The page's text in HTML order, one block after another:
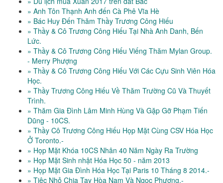
» Anh Tôn Thạnh Anh đến Cà Phê Vĩa Hè
» Bác Huy Đến Thăm Thầy Trương Công Hiếu
» Thầy & Cô Trương Công Hiếu Tại Nhà Anh Danh, Bến
Lức.
» Thầy & Cô Trương Công Hiếu Viếng Thăm Mylan Group.
- Merry Phượng
» Thầy & Cô Trương Công Hiếu Với Các Cựu Sinh Viên Hóa
Học.
» Thầy Trương Công Hiếu Về Thăm Trường Cũ Và Thuyết
Trình.
» Thăm Gia Đình Lâm Minh Hùng Và Gặp Gỡ Phạm Tiến
Dũng - 10CS.
» Thầy Cô Trương Công Hiếu Họp Mặt Cùng CSV Hóa Học
Ở Toronto.-
» Họp Mặt Khóa 10CS Nhân 40 Năm Ngày Ra Trường
» Họp Mặt Sinh nhật Hóa Học 50 - năm 2013
» Họp Mặt Gia Đình Hóa Học Tại Paris 10 Tháng 8 2014.-
» Tiệc Nhỏ Chia Tay Hòa Nam Và Ngọc Phượng.-